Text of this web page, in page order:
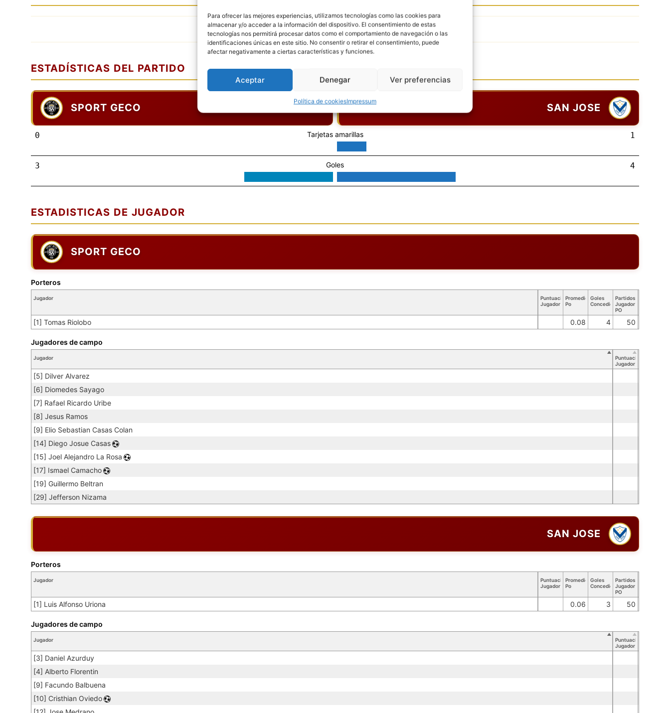
Para ofrecer las mejores experiencias, utilizamos tecnologías como las cookies para
almacenar y/o acceder a la información del dispositivo. El consentimiento de estas
tecnologías nos permitirá procesar datos como el comportamiento de navegación o las
identificaciones únicas en este sitio. No consentir o retirar el consentimiento, puede
afectar negativamente a ciertas características y funciones.
Aceptar Denegar Ver preferencias
Política de cookiesImpressum
5' TARJETA AMARILLA
Jeffry Josue Saavedra
ESTADÍSTICAS DEL PARTIDO
SPORT GECO SAN JOSE
0 Tarjetas amarillas 1
3 Goles 4
ESTADISTICAS DE JUGADOR
SPORT GECO
Jugador
Puntuación
Jugador
Promedio
Po
Goles
Concedidos
Partidos
Jugador
PO
[1] Tomas Riolobo 0.08 4 50
Porteros
Jugador
Puntuación
Jugador
[5] Dilver Alvarez
[6] Diomedes Sayago
[7] Rafael Ricardo Uribe
[8] Jesus Ramos
[9] Elio Sebastian Casas Colan
[14] Diego Josue Casas
[15] Joel Alejandro La Rosa
[17] Ismael Camacho
[19] Guillermo Beltran
[29] Jefferson Nizama
Jugadores de campo
SAN JOSE
Jugador
Puntuación
Jugador
Promedio
Po
Goles
Concedidos
Partidos
Jugador
PO
[1] Luis Alfonso Uriona 0.06 3 50
Porteros
Jugador
Puntuación
Jugador
[3] Daniel Azurduy
[4] Alberto Florentin
[9] Facundo Balbuena
[10] Cristhian Oviedo
Jugadores de campo